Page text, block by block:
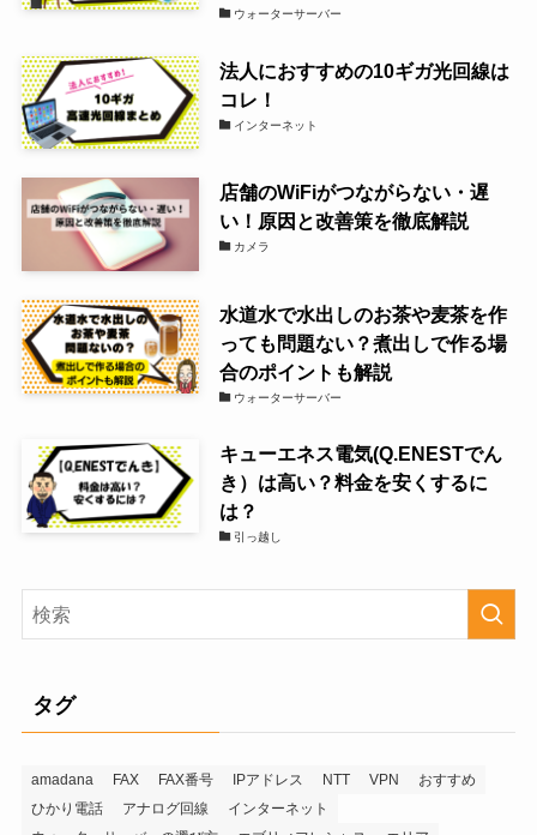
ウォーターサーバー
法人におすすめの10ギガ光回線は
コレ！
インターネット
店舗のWiFiがつながらない・遅
い！原因と改善策を徹底解説
カメラ
水道水で水出しのお茶や麦茶を作
っても問題ない？煮出しで作る場
合のポイントも解説
ウォーターサーバー
キューエネス電気(Q.ENESTでん
き）は高い？料金を安くするに
は？
引っ越し
タグ
amadana FAX FAX番号 IPアドレス NTT VPN
おすすめ
ひかり電話
アナログ回線
インターネット